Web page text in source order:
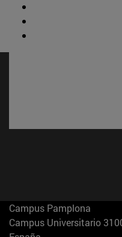
Campus Pamplona
Campus Universitario